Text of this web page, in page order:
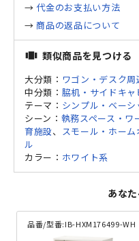
→代金のお支払い方法
→ 商品の返品について
view_carousel 類似商品を見つける
大分類： ワゴン・デスク周
中分類： 脇机・サイドキャ
テーマ： シンプル・ベーシ
シーン： 執務スペース・ワ
育施設、 スモール・ホーム
ル
カラー： ホワイト系
あな
品番/型番:IB-HXM176499-WH